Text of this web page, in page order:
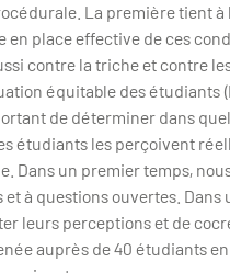
La première tient
en place effective de ces
contre la triche et contre
équitable des étudiants
de déterminer dans
étudiants les perçoivent
Dans un premier temps,
à questions ouvertes.
leurs perceptions et de
auprès de 40 étudiants